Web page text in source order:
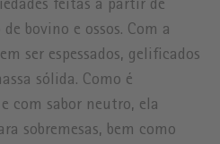
feitas a partir de
bovino e ossos. Com a
ser espessados, gelificados
sólida. Como é
com sabor neutro, ela
sobremesas, bem como